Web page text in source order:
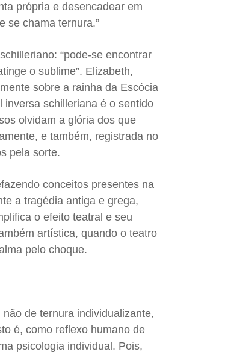
própria e desencadear em
se chama ternura.”
“pode-se encontrar
o sublime”. Elizabeth,
sobre a rainha da Escócia
inversa schilleriana é o sentido
olvidam a glória dos que
e também, registrada no
pela sorte.
conceitos presentes na
a tragédia antiga e grega,
o efeito teatral e seu
artística, quando o teatro
pelo choque.
de ternura individualizante,
é, como reflexo humano de
psicologia individual. Pois,